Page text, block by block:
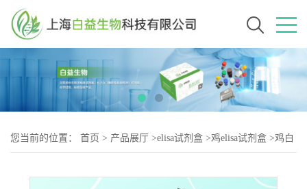
您当前的位置： 首页 > 产品展厅 >elisa试剂盒 >鸡elisa试剂盒 >鸡白